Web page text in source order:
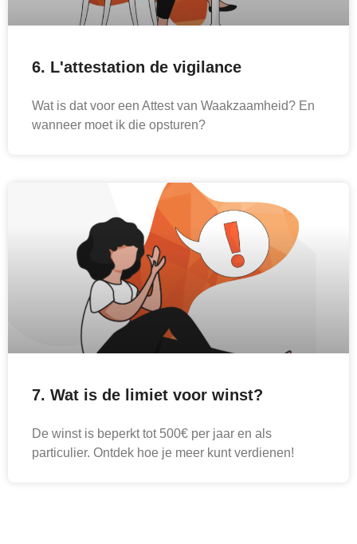
6. L'attestation de vigilance
Wat is dat voor een Attest van Waakzaamheid? En
wanneer moet ik die opsturen?
7. Wat is de limiet voor winst?
De winst is beperkt tot 500€ per jaar en als
particulier. Ontdek hoe je meer kunt verdienen!